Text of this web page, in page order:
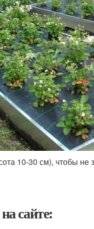
10-30 см), чтобы не
сайте: